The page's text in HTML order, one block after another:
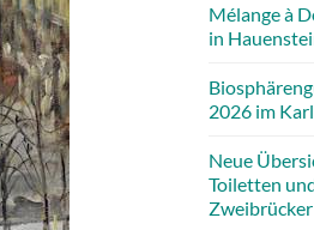
Mélange à
in
2026 im
Neue
Toiletten